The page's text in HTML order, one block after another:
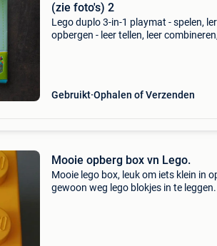
(zie foto's) 2
Lego duplo 3-in-1 playmat - spelen,
opbergen - leer tellen, leer
Gebruikt Ophalen of Verzenden
Mooie opberg box vn Lego.
Mooie lego box, leuk om iets klein in
gewoon weg lego blokjes in te